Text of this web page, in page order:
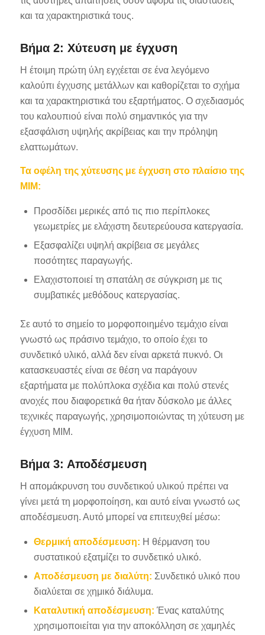
και τα χαρακτηριστικά τους.
Βήμα 2: Χύτευση με έγχυση
Η έτοιμη πρώτη ύλη εγχέεται σε ένα λεγόμενο
καλούπι έγχυσης μετάλλων και καθορίζεται το σχήμα
και τα χαρακτηριστικά του εξαρτήματος. Ο σχεδιασμός
του καλουπιού είναι πολύ σημαντικός για την
εξασφάλιση υψηλής ακρίβειας και την πρόληψη
ελαττωμάτων.
Τα οφέλη της χύτευσης με έγχυση στο πλαίσιο της
MIM:
Προσδίδει μερικές από τις πιο περίπλοκες
γεωμετρίες με ελάχιστη δευτερεύουσα κατεργασία.
Εξασφαλίζει υψηλή ακρίβεια σε μεγάλες
ποσότητες παραγωγής.
Ελαχιστοποιεί τη σπατάλη σε σύγκριση με τις
συμβατικές μεθόδους κατεργασίας.
Σε αυτό το σημείο το μορφοποιημένο τεμάχιο είναι
γνωστό ως πράσινο τεμάχιο, το οποίο έχει το
συνδετικό υλικό, αλλά δεν είναι αρκετά πυκνό. Οι
κατασκευαστές είναι σε θέση να παράγουν
εξαρτήματα με πολύπλοκα σχέδια και πολύ στενές
ανοχές που διαφορετικά θα ήταν δύσκολο με άλλες
τεχνικές παραγωγής, χρησιμοποιώντας τη χύτευση με
έγχυση MIM.
Βήμα 3: Αποδέσμευση
Η απομάκρυνση του συνδετικού υλικού πρέπει να
γίνει μετά τη μορφοποίηση, και αυτό είναι γνωστό ως
αποδέσμευση. Αυτό μπορεί να επιτευχθεί μέσω:
Θερμική αποδέσμευση: Η θέρμανση του
συστατικού εξατμίζει το συνδετικό υλικό.
Αποδέσμευση με διαλύτη: Συνδετικό υλικό που
διαλύεται σε χημικό διάλυμα.
Καταλυτική αποδέσμευση: Ένας καταλύτης
χρησιμοποιείται για την αποκόλληση σε χαμηλές